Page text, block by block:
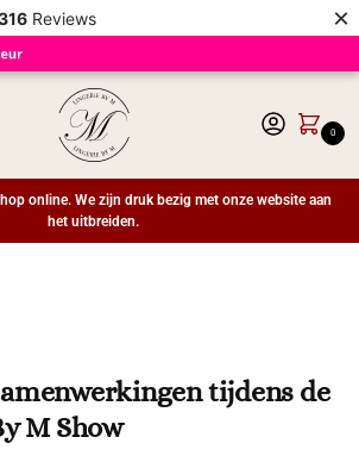
Reviews ×
0
online. We zijn druk bezig met onze website aan
het uitbreiden.
tijdens de
M Show